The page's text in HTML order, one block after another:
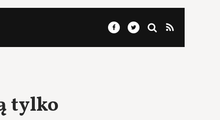
tylko